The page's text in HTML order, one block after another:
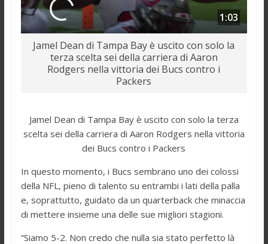
1:03
Jamel Dean di Tampa Bay è uscito con solo la
terza scelta sei della carriera di Aaron
Rodgers nella vittoria dei Bucs contro i
Packers
Jamel Dean di Tampa Bay è uscito con solo la terza
scelta sei della carriera di Aaron Rodgers nella vittoria
dei Bucs contro i Packers
In questo momento, i Bucs sembrano uno dei colossi
della NFL, pieno di talento su entrambi i lati della palla
e, soprattutto, guidato da un quarterback che minaccia
di mettere insieme una delle sue migliori stagioni.
“Siamo 5-2. Non credo che nulla sia stato perfetto là